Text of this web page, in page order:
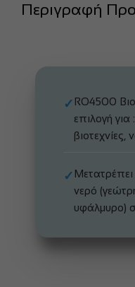
Περιγραφή
✓ RO4500
επιλογή για
βιοτεχνίες,
✓
νερό
υφάλμυρο)